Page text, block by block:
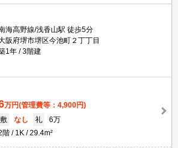
海高野線/浅香山駅 徒歩5分
阪府堺市堺区今池町２丁丁目
1年
3階建
万円(管理費等：4,900円)
敷
なし 礼
6万
階
1K 29.4m²